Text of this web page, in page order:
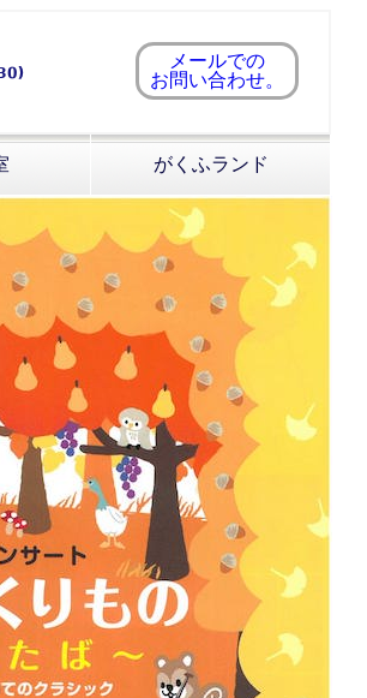
メールでの
お問い合わせ。
がくふランド